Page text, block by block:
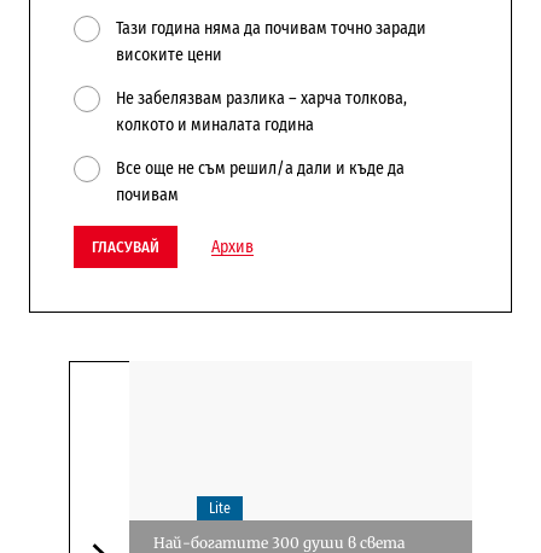
Тази година няма да почивам точно заради
високите цени
Не забелязвам разлика – харча толкова,
колкото и миналата година
Все още не съм решил/а дали и къде да
почивам
ГЛАСУВАЙ Архив
Lite
Най-богатите 300 души в света